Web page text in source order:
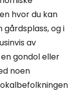
hvor du kan
og i
av
gondol eller
noen